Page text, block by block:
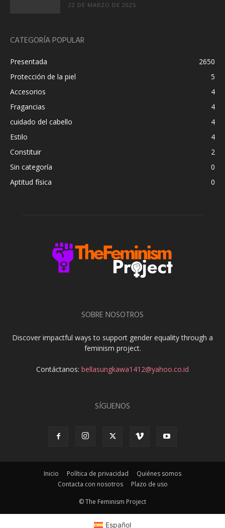
22 DE MARZO DE 2025
CATEGORÍA POPULAR
Presentada
2650
Protección de la piel
5
Accesorios
4
Fragancias
4
cuidado del cabello
4
Estilo
4
Constituir
2
Sin categoría
0
Aptitud física
0
SOBRE NOSOTROS
Discover impactful ways to support gender equality through a
feminism project.
Contáctanos: bellasungkawa1412@yahoo.co.id
SÍGUENOS
Inicio Política de privacidad
Quiénes somos
Contacta con nosotros
Plazo de uso
© The Feminism Project
Español